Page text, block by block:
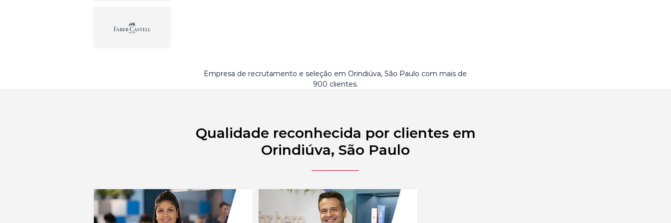
Empresa de recrutamento e seleção em Orindiúva, São Paulo com mais de
900 clientes.
Qualidade reconhecida por clientes em
Orindiúva, São Paulo